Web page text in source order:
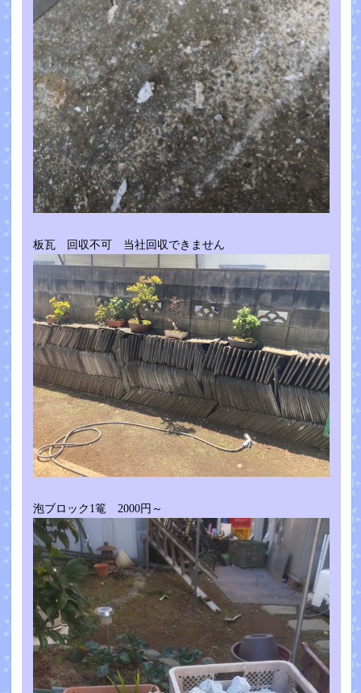
板瓦 回収不可 当社回収できません
泡ブロック1篭 2000円～